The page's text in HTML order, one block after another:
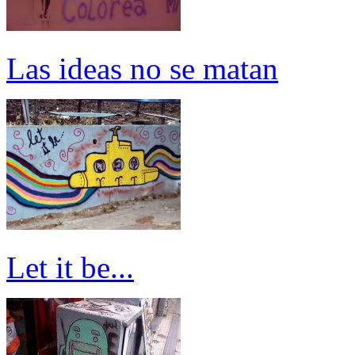
Las ideas no se matan
Let it be...